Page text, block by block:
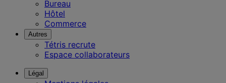
Bureau
Hôtel
Commerce
Autres
Tétris recrute
Espace collaborateurs
Légal